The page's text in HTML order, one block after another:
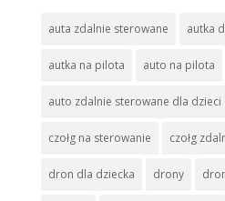
auta zdalnie sterowane autka
autka na pilota auto na pilota
auto zdalnie sterowane dla dzieci
czołg na sterowanie czołg
dron dla dziecka drony